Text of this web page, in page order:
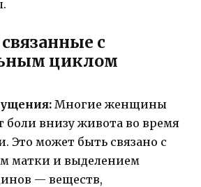
с
циклом
Многие женщины
внизу живота во время
Это может быть связано с
матки и выделением
— веществ,